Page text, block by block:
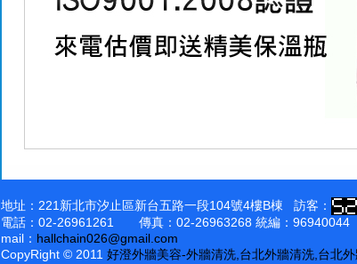
地址：221新北市汐止區新台五路一段104號4樓B棟 訪客：
電話：02-26961261 傳真：02-26963268 統編：96940044
mail： hallchain026@gmail.com
CopyRight © 2011 好澄外牆美容-外牆清洗,台北外牆清洗,台北